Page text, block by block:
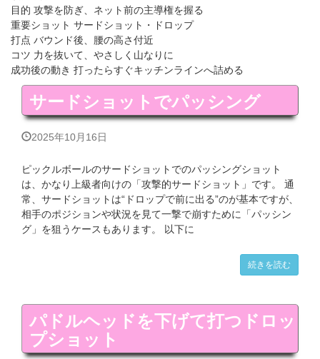
目的 攻撃を防ぎ、ネット前の主導権を握る
重要ショット サードショット・ドロップ
打点 バウンド後、腰の高さ付近
コツ 力を抜いて、やさしく山なりに
成功後の動き 打ったらすぐキッチンラインへ詰める
サードショットでパッシング
2025年10月16日
ピックルボールのサードショットでのパッシングショット
は、かなり上級者向けの「攻撃的サードショット」です。 通
常、サードショットは“ドロップで前に出る”のが基本ですが、
相手のポジションや状況を見て一撃で崩すために「パッシン
グ」を狙うケースもあります。 以下に
続きを読む
パドルヘッドを下げて打つドロッ
プショット